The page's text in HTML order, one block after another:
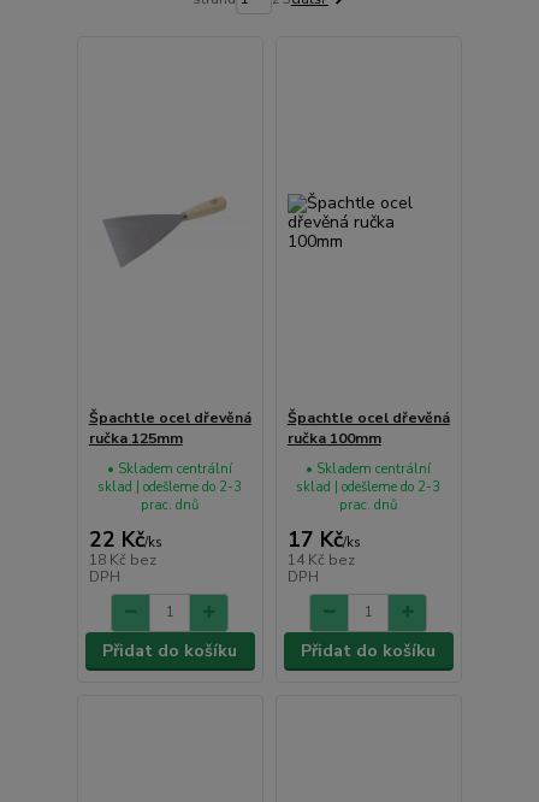
Špachtle ocel dřevěná
ručka 125mm
22 Kč/ks
18 Kč bez
DPH
• Skladem centrální
sklad | odešleme do 2-3
prac. dnů
Přidat do košíku
Špachtle ocel dřevěná
ručka 100mm
17 Kč/ks
14 Kč bez
DPH
• Skladem centrální
sklad | odešleme do 2-3
prac. dnů
Přidat do košíku